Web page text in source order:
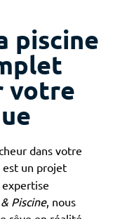
piscine
votre
dans votre
est un projet
expertise
Piscine, nous